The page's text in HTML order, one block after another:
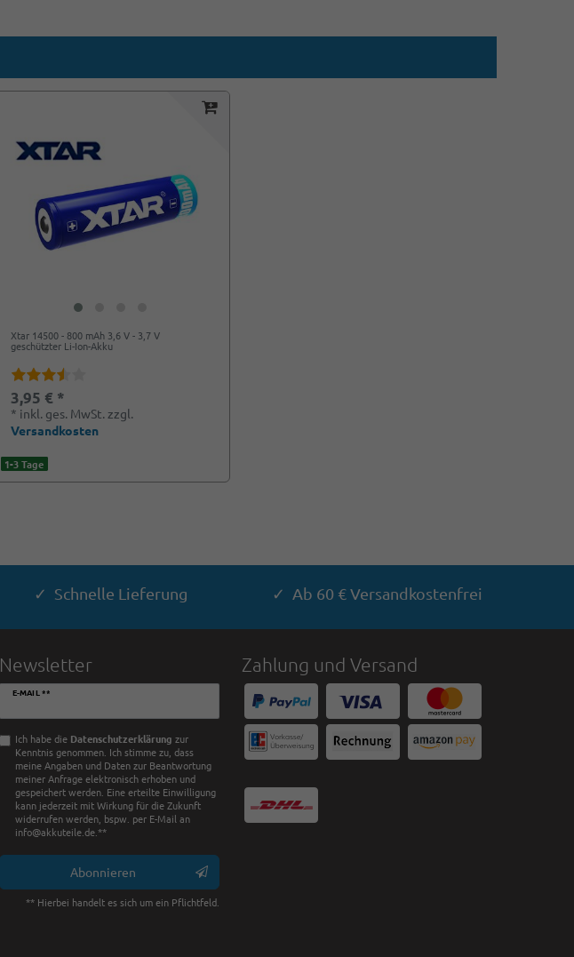
Xtar 14500 - 800 mAh 3,6 V - 3,7 V
geschützter Li-Ion-Akku
3,95 € *
* inkl. ges. MwSt. zzgl.
Versandkosten
1-3 Tage
✓ Schnelle Lieferung ✓ Ab 60 € Versandkostenfrei
Newsletter
E-MAIL **
Newsletter
Ich habe die Daten­schutz­erklärung zur
Kenntnis genommen. Ich stimme zu, dass
meine Angaben und Daten zur Beantwortung
meiner Anfrage elektronisch erhoben und
gespeichert werden. Eine erteilte Einwilligung
kann jederzeit mit Wirkung für die Zukunft
widerrufen werden, bspw. per E-Mail an
info@akkuteile.de.**
Abonnieren
** Hierbei handelt es sich um ein Pflichtfeld.
Zahlung und Versand